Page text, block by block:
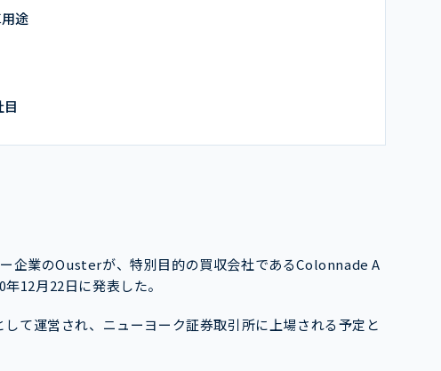
途
企業のOusterが、特別目的の買収会社であるColonnade A
12月22日に発表した。
て運営され、ニューヨーク証券取引所に上場される予定と